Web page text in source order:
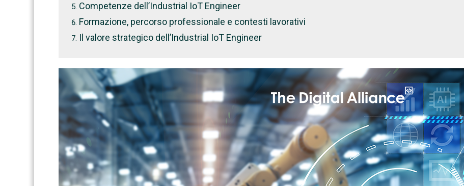
Competenze dell’Industrial IoT Engineer
Formazione, percorso professionale e contesti lavorativi
Il valore strategico dell’Industrial IoT Engineer